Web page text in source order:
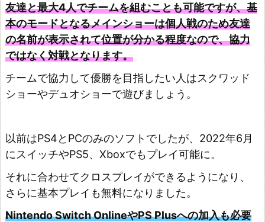
フ
ァ
イ
ン
タ
ジ
ー
ク
友達と最大4人でチームを組むことも可能ですが、基
本のモードとなるメインショーは個人戦のため友達
の名前が表示されて位置が分かる程度なので、協力
ではなく対戦となります。
チームで協力して優勝を目指したい人はスクワッド
ショーやデュオショーで遊びましょう。
以前はPS4とPCのみのソフトでしたが、2022年6月
にスイッチやPS5、Xboxでもプレイ可能に。
それに合わせてクロスプレイができるようになり、
さらに基本プレイも無料になりました。
Nintendo Switch OnlineやPS Plusへの加入も必要